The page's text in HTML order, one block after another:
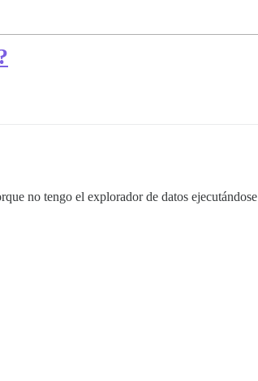
no tengo el explorador de datos